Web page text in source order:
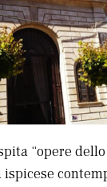
“opere dello